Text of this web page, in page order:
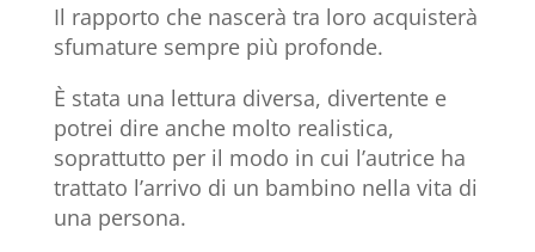
Il rapporto che nascerà tra loro acquisterà
sfumature sempre più profonde.
È stata una lettura diversa, divertente e
potrei dire anche molto realistica,
soprattutto per il modo in cui l’autrice ha
trattato l’arrivo di un bambino nella vita di
una persona.